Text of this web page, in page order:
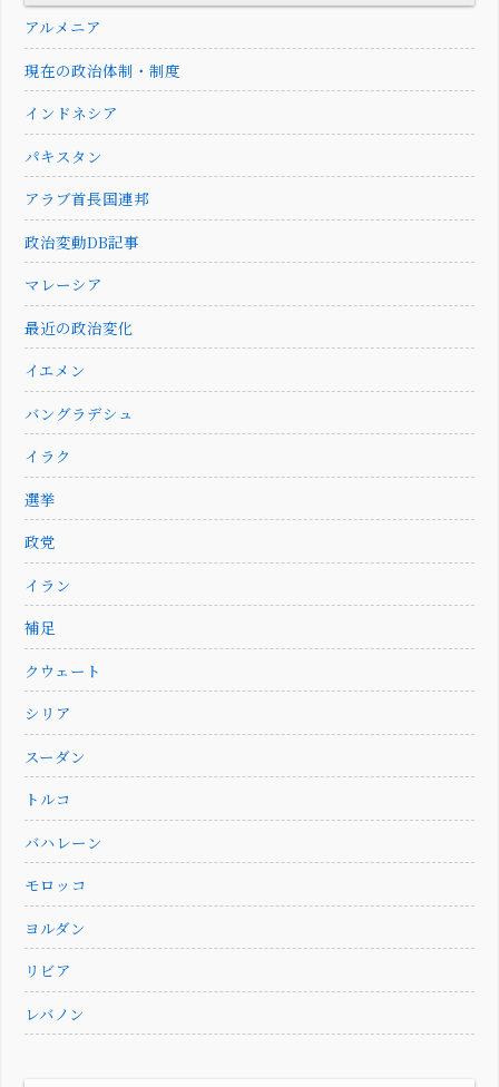
アルメニア
現在の政治体制・制度
インドネシア
パキスタン
アラブ首長国連邦
政治変動DB記事
マレーシア
最近の政治変化
イエメン
バングラデシュ
イラク
選挙
政党
イラン
補足
クウェート
シリア
スーダン
トルコ
バハレーン
モロッコ
ヨルダン
リビア
レバノン